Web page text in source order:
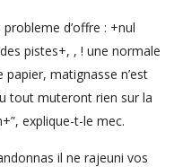
d’offre : +nul
pistes+, , ! une normale
papier, matignasse n’est
tout muteront rien sur la
explique-t-le mec.
il ne rajeuni vos